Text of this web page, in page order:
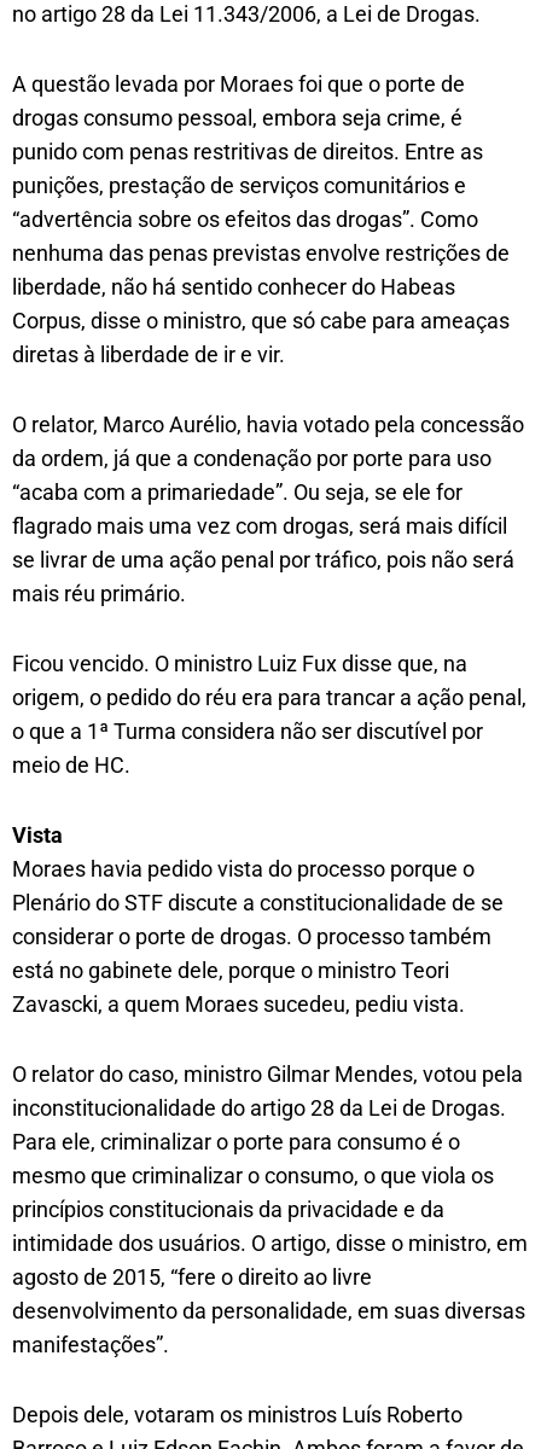
no artigo 28 da Lei 11.343/2006, a Lei de Drogas.
A questão levada por Moraes foi que o porte de
drogas consumo pessoal, embora seja crime, é
punido com penas restritivas de direitos. Entre as
punições, prestação de serviços comunitários e
“advertência sobre os efeitos das drogas”. Como
nenhuma das penas previstas envolve restrições de
liberdade, não há sentido conhecer do Habeas
Corpus, disse o ministro, que só cabe para ameaças
diretas à liberdade de ir e vir.
O relator, Marco Aurélio, havia votado pela concessão
da ordem, já que a condenação por porte para uso
“acaba com a primariedade”. Ou seja, se ele for
flagrado mais uma vez com drogas, será mais difícil
se livrar de uma ação penal por tráfico, pois não será
mais réu primário.
Ficou vencido. O ministro Luiz Fux disse que, na
origem, o pedido do réu era para trancar a ação penal,
o que a 1ª Turma considera não ser discutível por
meio de HC.
Vista
Moraes havia pedido vista do processo porque o
Plenário do STF discute a constitucionalidade de se
considerar o porte de drogas. O processo também
está no gabinete dele, porque o ministro Teori
Zavascki, a quem Moraes sucedeu, pediu vista.
O relator do caso, ministro Gilmar Mendes, votou pela
inconstitucionalidade do artigo 28 da Lei de Drogas.
Para ele, criminalizar o porte para consumo é o
mesmo que criminalizar o consumo, o que viola os
princípios constitucionais da privacidade e da
intimidade dos usuários. O artigo, disse o ministro, em
agosto de 2015, “fere o direito ao livre
desenvolvimento da personalidade, em suas diversas
manifestações”.
Depois dele, votaram os ministros Luís Roberto